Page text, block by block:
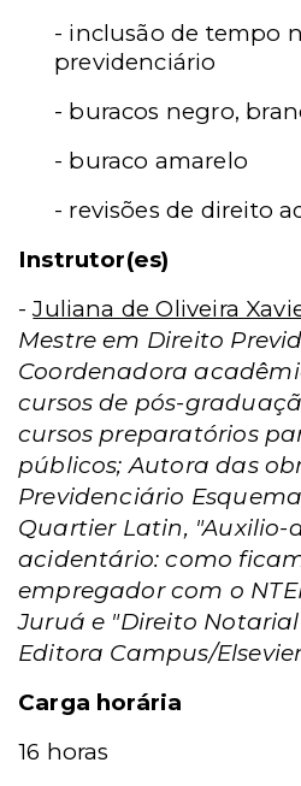
- inclusão de tempo
previdenciário
- buracos negro,
- buraco amarelo
- revisões de direito
Instrutor(es)
-Juliana de Oliveira
Mestre em Direito
Coordenadora
cursos de pós-
cursos preparatórios
públicos; Autora das
Previdenciário
Quartier Latin, "Auxilio-
acidentário: como
empregador com o
Juruá e "Direito Notarial
Editora Campus/
Carga horária
16 horas